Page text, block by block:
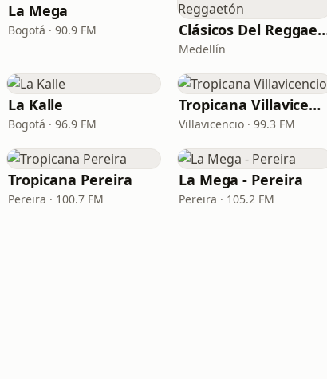
La Mega
Bogotá · 90.9 FM Clásicos
Medellín
La Kalle
Bogotá · 96.9 FM
Tropicana Villavicencio
Villavicencio · 99.3 FM
Tropicana Pereira
Pereira · 100.7 FM
La Mega - Pereira
Pereira · 105.2 FM